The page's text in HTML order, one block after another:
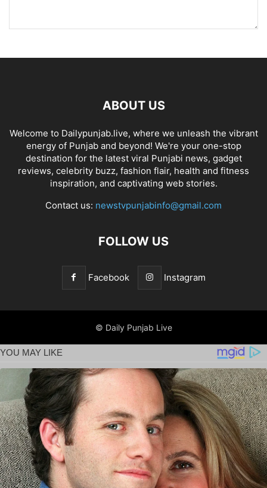
ABOUT US
Welcome to Dailypunjab.live, where we unleash the vibrant
energy of Punjab and beyond! We're your one-stop
destination for the latest viral Punjabi news, gadget
reviews, celebrity buzz, fashion flair, health and fitness
inspiration, and captivating web stories.
Contact us: newstvpunjabinfo@gmail.com
FOLLOW US
Facebook Instagram
© Daily Punjab Live